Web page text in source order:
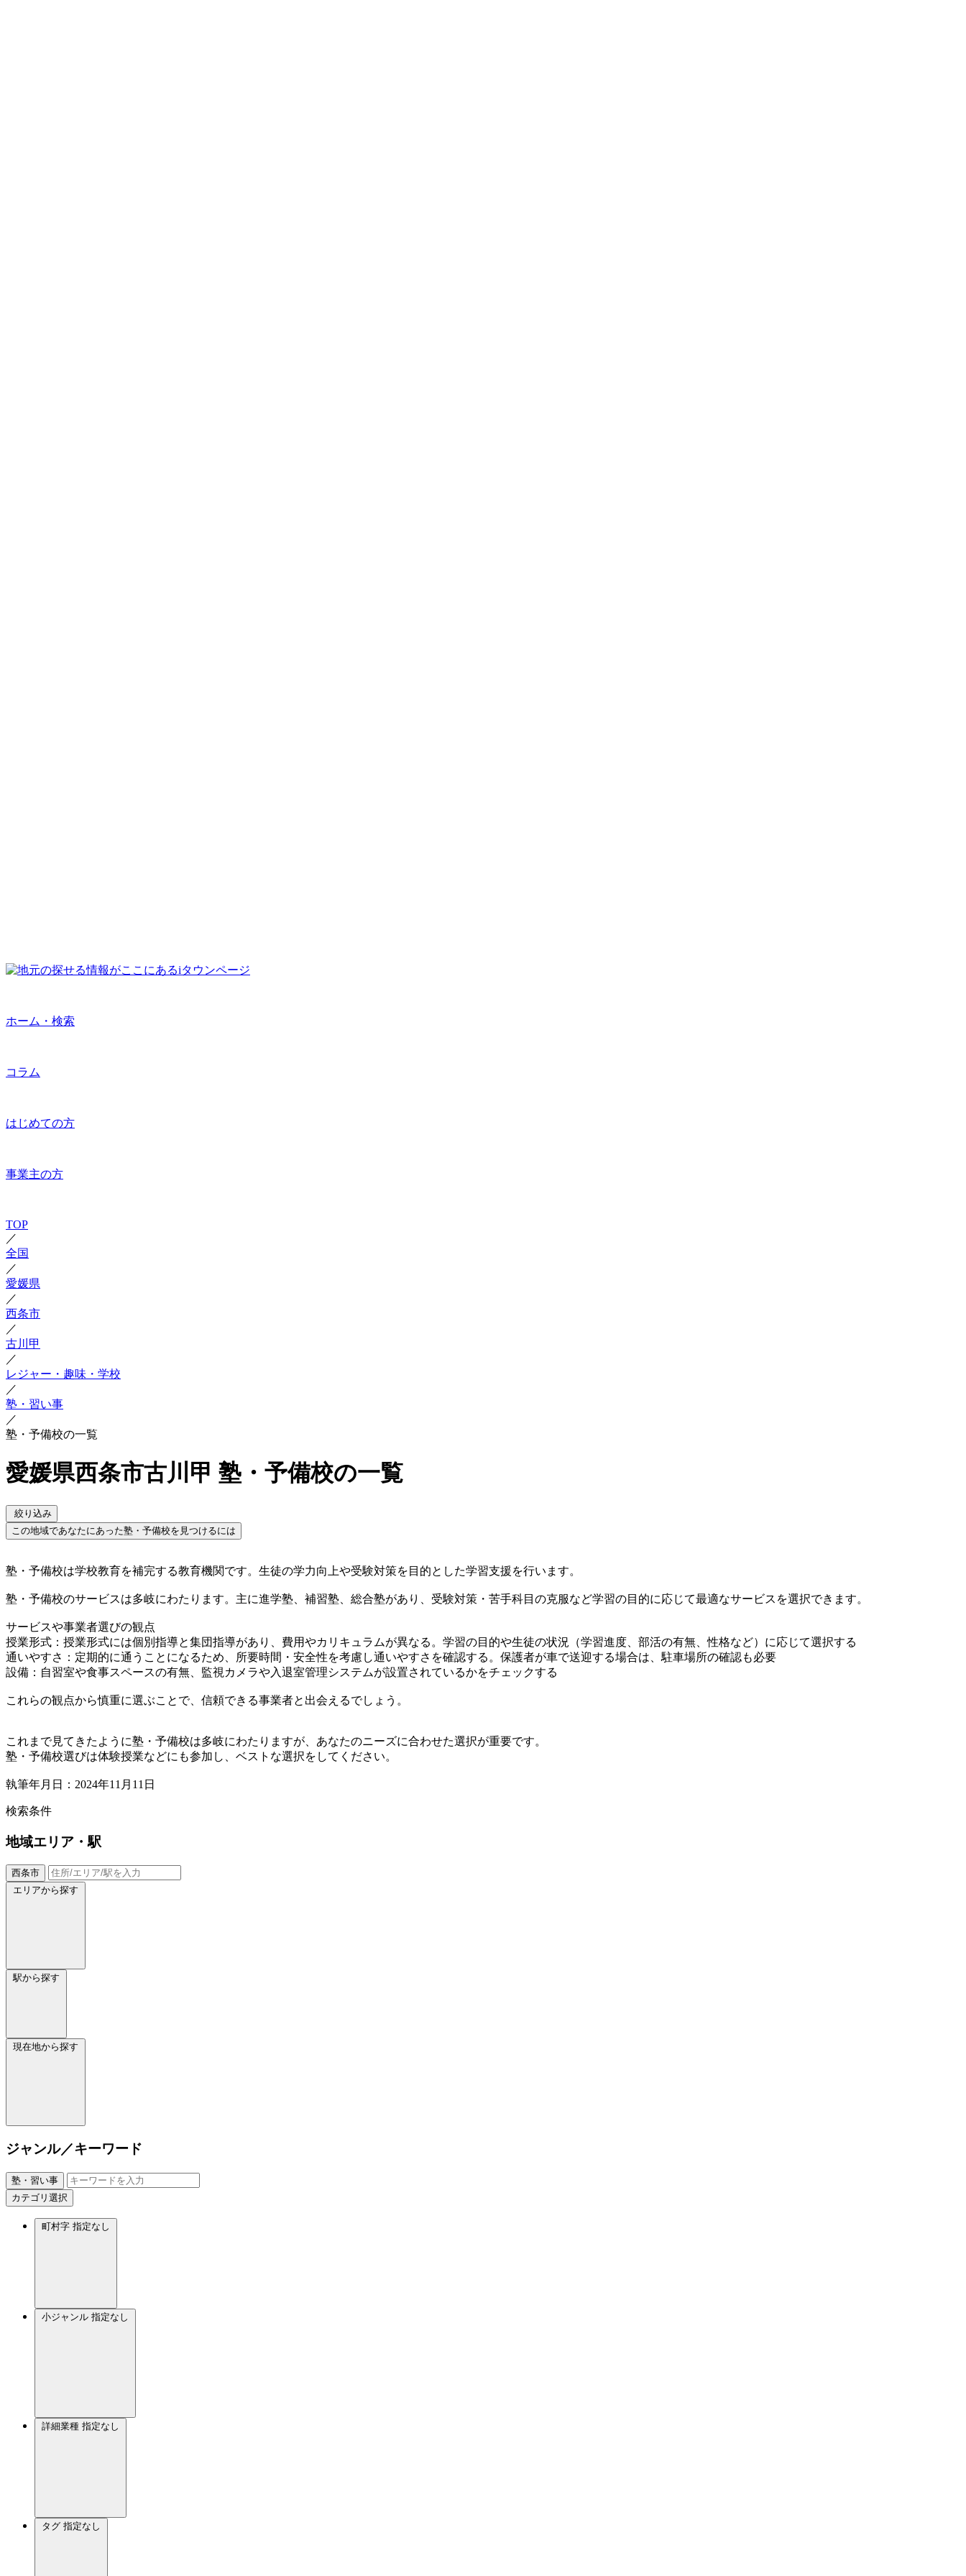
ホーム・検索
コラム
はじめての方
事業主の方
TOP
／
全国
／
愛媛県
／
西条市
／
古川甲
／
レジャー・趣味・学校
／
塾・習い事
／
塾・予備校の一覧
愛媛県西条市古川甲 塾・予備校の一覧
絞り込み
この地域であなたにあった塾・予備校を見つけるには
塾・予備校は学校教育を補完する教育機関です。生徒の学力向上や受験対策を目的とした学習支援を行います。
塾・予備校のサービスは多岐にわたります。主に進学塾、補習塾、総合塾があり、受験対策・苦手科目の克服など学習の目的に応じて最適なサービスを選択できます。
サービスや事業者選びの観点
授業形式：授業形式には個別指導と集団指導があり、費用やカリキュラムが異なる。学習の目的や生徒の状況（学習進度、部活の有無、性格など）に応じて選択する
通いやすさ：定期的に通うことになるため、所要時間・安全性を考慮し通いやすさを確認する。保護者が車で送迎する場合は、駐車場所の確認も必要
設備：自習室や食事スペースの有無、監視カメラや入退室管理システムが設置されているかをチェックする
これらの観点から慎重に選ぶことで、信頼できる事業者と出会えるでしょう。
これまで見てきたように塾・予備校は多岐にわたりますが、あなたのニーズに合わせた選択が重要です。
塾・予備校選びは体験授業などにも参加し、ベストな選択をしてください。
執筆年月日：2024年11月11日
検索条件
地域エリア・駅
西条市
エリアから探す
駅から探す
現在地から探す
ジャンル／キーワード
塾・習い事
カテゴリ選択
町村字 指定なし
小ジャンル 指定なし
詳細業種 指定なし
タグ 指定なし